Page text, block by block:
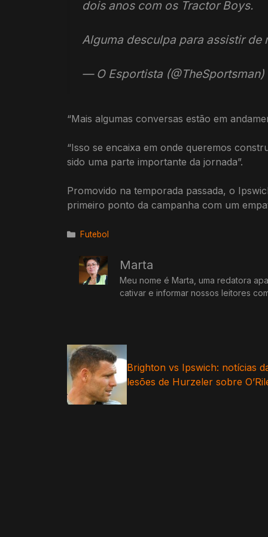
dois anos com os Tractor Boys.
Alguma desculpa para assistir
— O Esportista (@TheSportsman)
“Mais algumas conversas estão em
“Isso se encaixa em onde queremos
sido uma parte importante da jornada”.
Promovido na temporada passada, o
primeiro ponto da campanha com um
Categorias
Futebol
Marta
Meu nome é Marta, uma redatora
cativar e informar nossos leitores
Brighton vs Ipswich: notícias
lesões de Hurzeler sobre